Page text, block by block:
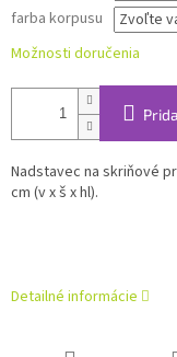
farba korpusu
Možnosti doručenia
Nadstavec na skriňové
cm (v x š x hl).
Detailné informácie